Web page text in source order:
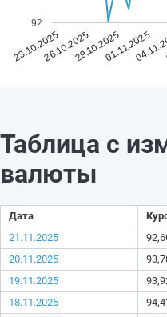
23.10.202526.10.202529.10.202501.11.2025
92
Таблица с
валюты
Дата
21.11.2025
20.11.2025
19.11.2025
18.11.2025